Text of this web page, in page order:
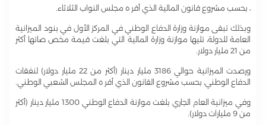
، بحسب مشروع قانون المالية الذي أقر ه مجلس النواب الثلاثاء.
وبذلك تبقى موازنة وزارة الدفاع الوطني في المركز الأول في بنود الميزانية
العامة للدولة، تليها موازنة وزارة المالية التي بلغت قيمة مخص صاتها أكثر
من 21 مليار دولار.
ورصدت الميزانية حوالي 3186 مليار دينار (أكثر من 22 مليار دولار) لنفقات
الدفاع الوطني، بحسب مشروع القانون الذي أقر ه المجلس الشعبي الوطني.
وفي ميزانية العام الجاري بلغت موازنة الدفاع الوطني 1300 مليار دينار (أكثر
من 9 مليارات دولار).